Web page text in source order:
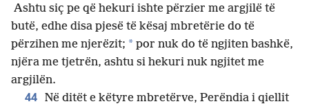
Ashtu siç pe që hekuri ishte përzier me argjilë të
butë, edhe disa pjesë të kësaj mbretërie do të
përzihen me njerëzit; * por nuk do të ngjiten bashkë,
njëra me tjetrën, ashtu si hekuri nuk ngjitet me
argjilën.
44 Në ditët e këtyre mbretërve, Perëndia i qiellit